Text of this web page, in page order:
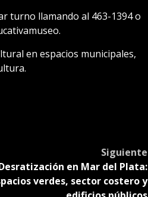
turno llamando al 463-1394 o
en espacios municipales,
Siguiente
en Mar del Plata:
verdes, sector costero y